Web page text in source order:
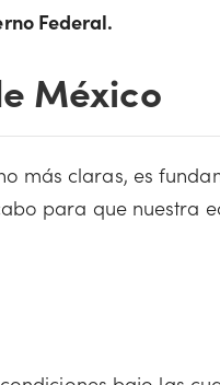
Federal.
México
más claras, es
para que nuestra